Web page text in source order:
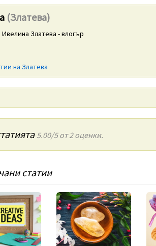
(Златева)
Ивелина Златева - влогър
на Златева
5.00/5 от 2 оценки.
статии